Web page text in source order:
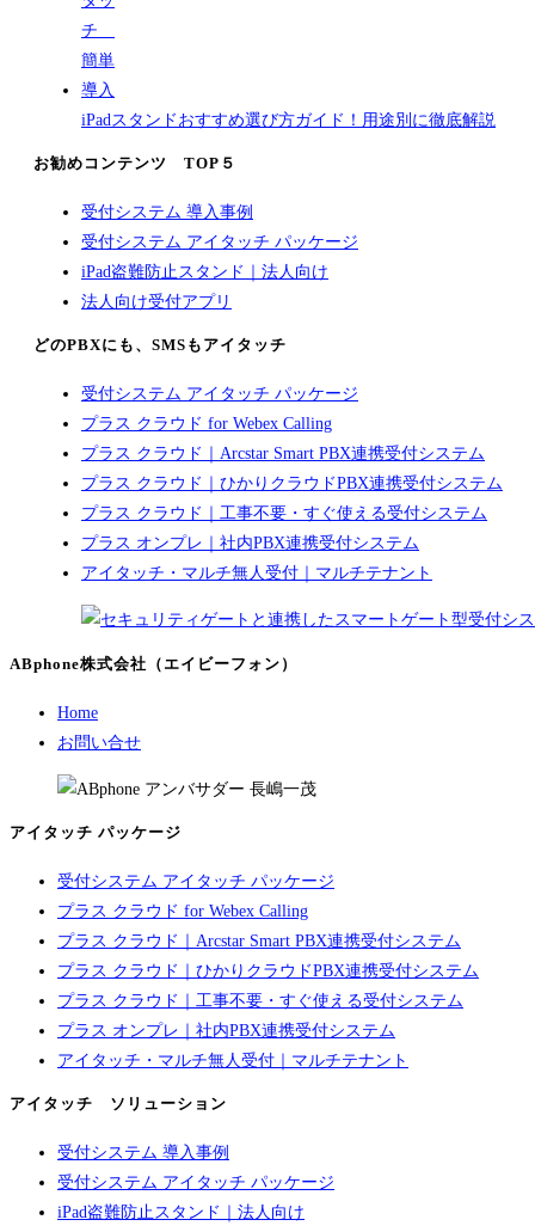
iPadスタンドおすすめ選び方ガイド！用途別に徹底解説
お勧めコンテンツ TOP５
受付システム 導入事例
受付システム アイタッチ パッケージ
iPad盗難防止スタンド｜法人向け
法人向け受付アプリ
どのPBXにも、SMSもアイタッチ
受付システム アイタッチ パッケージ
プラス クラウド for Webex Calling
プラス クラウド｜Arcstar Smart PBX連携受付システム
プラス クラウド｜ひかりクラウドPBX連携受付システム
プラス クラウド｜工事不要・すぐ使える受付システム
プラス オンプレ｜社内PBX連携受付システム
アイタッチ・マルチ無人受付｜マルチテナント
ABphone株式会社（エイビーフォン）
Home
お問い合せ
アイタッチ パッケージ
受付システム アイタッチ パッケージ
プラス クラウド for Webex Calling
プラス クラウド｜Arcstar Smart PBX連携受付システム
プラス クラウド｜ひかりクラウドPBX連携受付システム
プラス クラウド｜工事不要・すぐ使える受付システム
プラス オンプレ｜社内PBX連携受付システム
アイタッチ・マルチ無人受付｜マルチテナント
アイタッチ ソリューション
受付システム 導入事例
受付システム アイタッチ パッケージ
iPad盗難防止スタンド｜法人向け